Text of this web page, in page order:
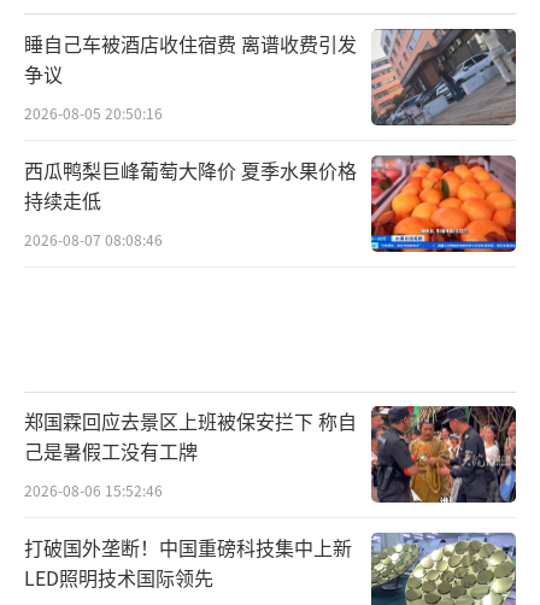
睡自己车被酒店收住宿费 离谱收费引发
争议
2026-08-05 20:50:16
西瓜鸭梨巨峰葡萄大降价 夏季水果价格
持续走低
2026-08-07 08:08:46
郑国霖回应去景区上班被保安拦下 称自
己是暑假工没有工牌
2026-08-06 15:52:46
打破国外垄断！中国重磅科技集中上新
LED照明技术国际领先